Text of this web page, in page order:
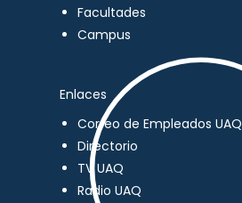
Facultades
Campus
Enlaces
Correo de Empleados UAQ
Directorio
TV UAQ
Radio UAQ